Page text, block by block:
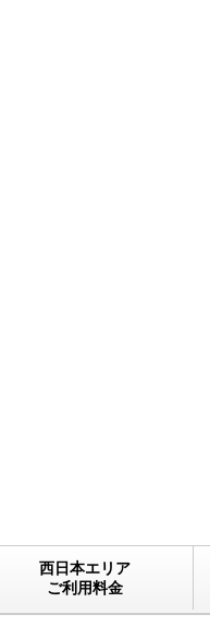
西日本エリア
ご利用料金